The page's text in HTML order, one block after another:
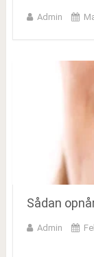
Admin
Sådan
Admin